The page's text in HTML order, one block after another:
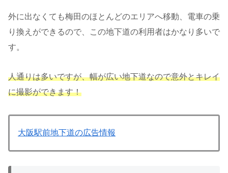
外に出なくても梅田のほとんどのエリアへ移動、電車の乗
り換えができるので、この地下道の利用者はかなり多いで
す。
人通りは多いですが、幅が広い地下道なので意外とキレイ
に撮影ができます！
大阪駅前地下道の広告情報